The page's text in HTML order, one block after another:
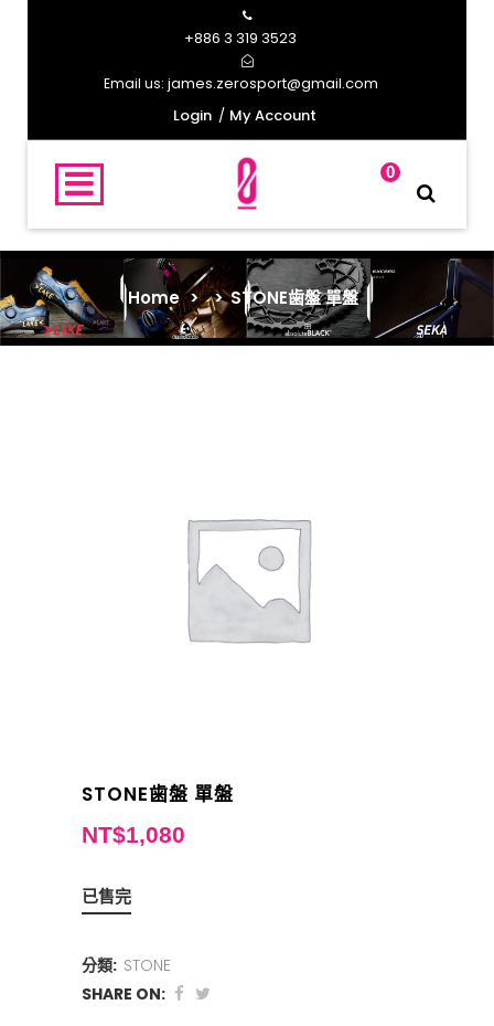
+886 3 319 3523
Email us: james.zerosport@gmail.com
Login
My Account
0
Home > >STONE歯盤 單盤
STONE歯盤 單盤
NT$1,080
已售完
分類: STONE
SHARE ON: